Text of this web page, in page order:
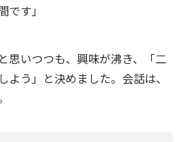
です」
思いつつも、興味が沸き、「二
よう」と決めました。会話は、